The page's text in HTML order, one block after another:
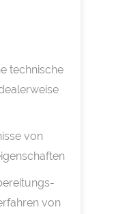
technische
von
von